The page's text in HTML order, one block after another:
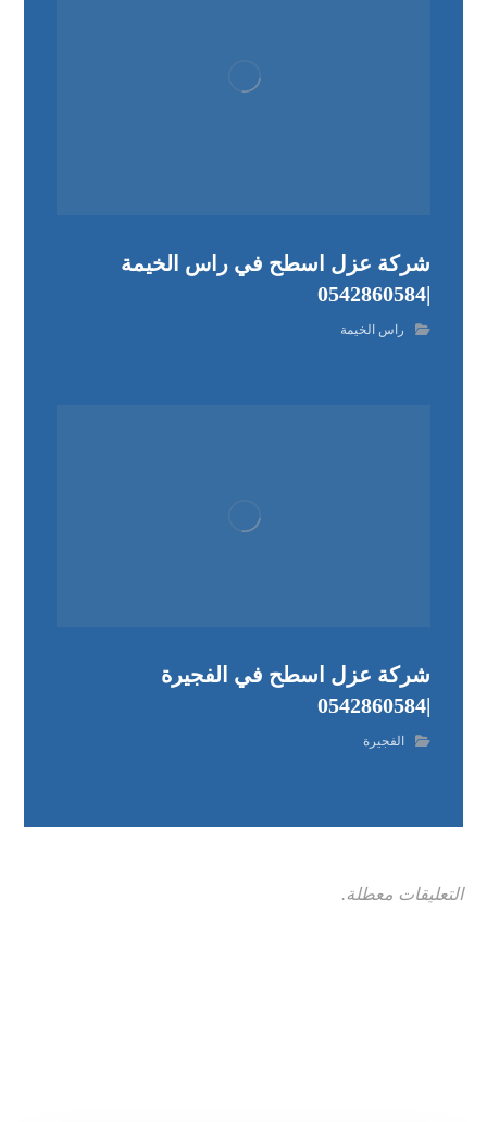
شركة عزل اسطح في راس الخيمة
|0542860584
راس الخيمة
شركة عزل اسطح في الفجيرة
|0542860584
الفجيرة
التعليقات معطلة.